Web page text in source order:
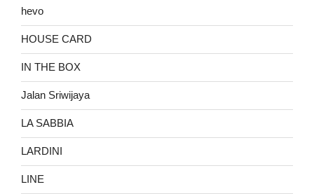
hevo
HOUSE CARD
IN THE BOX
Jalan Sriwijaya
LA SABBIA
LARDINI
LINE